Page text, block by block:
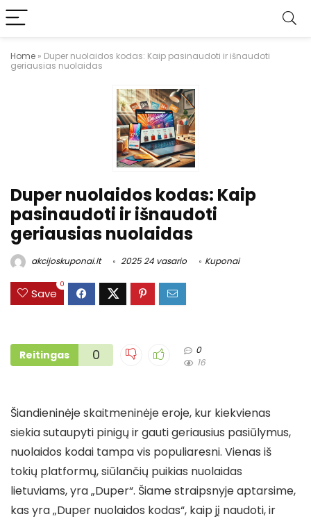
Home » Duper nuolaidos kodas: Kaip pasinaudoti ir išnaudoti
geriausias nuolaidas
Duper nuolaidos kodas: Kaip
pasinaudoti ir išnaudoti
geriausias nuolaidas
akcijoskuponai.lt 2025 24 vasario Kuponai
Save
0
Reitingas 0
0
16
Šiandieninėje skaitmeninėje eroje, kur kiekvienas
siekia sutaupyti pinigų ir gauti geriausius pasiūlymus,
nuolaidos kodai tampa vis populiaresni. Vienas iš
tokių platformų, siūlančių puikias nuolaidas
lietuviams, yra „Duper“. Šiame straipsnyje aptarsime,
kas yra „Duper nuolaidos kodas“, kaip jį naudoti, ir